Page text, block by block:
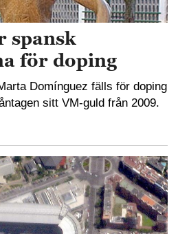
spansk
för doping
Domínguez fälls för doping
sitt VM-guld från 2009.